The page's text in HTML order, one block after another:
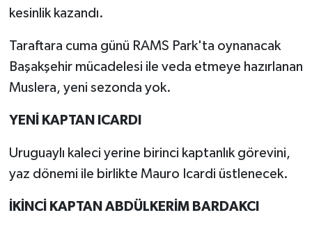
kesinlik kazandı.
Taraftara cuma günü RAMS Park'ta oynanacak
Başakşehir mücadelesi ile veda etmeye hazırlanan
Muslera, yeni sezonda yok.
YENİ KAPTAN ICARDI
Uruguaylı kaleci yerine birinci kaptanlık görevini,
yaz dönemi ile birlikte Mauro Icardi üstlenecek.
İKİNCİ KAPTAN ABDÜLKERİM BARDAKCI